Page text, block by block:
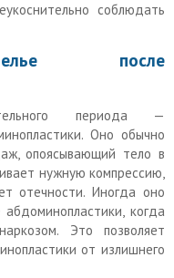
соблюдать
после
периода —
Оно обычно
опоясывающий тело в
нужную компрессию,
отечности. Иногда оно
когда
Это позволяет
от излишнего